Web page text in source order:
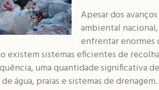
Apesar dos
ambiental
enfrentar enormes
existem sistemas eficientes de
uma quantidade significativa
água, praias e sistemas de drenagem.